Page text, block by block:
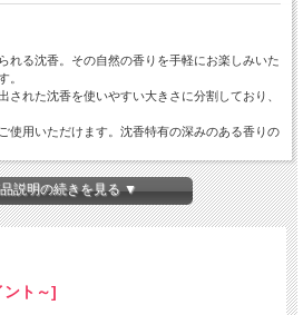
れる沈香。その自然の香りを手軽にお楽しみいた
。
された沈香を使いやすい大きさに分割しており、
使用いただけます。沈香特有の深みのある香りの
れ、心を落ち着かせる上品な香りをお楽しみいた
ご家庭でのお仏壇のお勤め、お香を楽しむ趣味の
や、寺院行事の記念品としても人気があります。
説明の続きを見る ▼
ト～]